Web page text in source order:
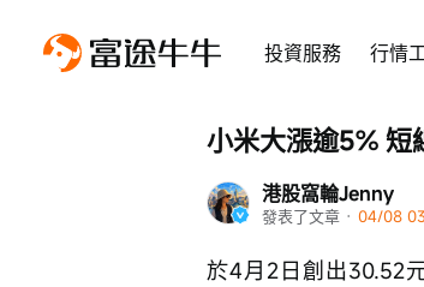
投資服務 行情
港股窩輪Jenny
發表了文章 · 04/08
小米大漲逾5% 短
於4月2日創出30.52